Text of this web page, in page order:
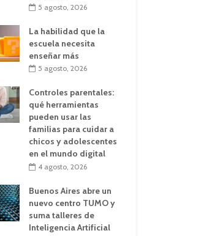
5 agosto, 2026
La habilidad que la
escuela necesita
enseñar más
5 agosto, 2026
Controles parentales:
qué herramientas
pueden usar las
familias para cuidar a
chicos y adolescentes
en el mundo digital
4 agosto, 2026
Buenos Aires abre un
nuevo centro TUMO y
suma talleres de
Inteligencia Artificial